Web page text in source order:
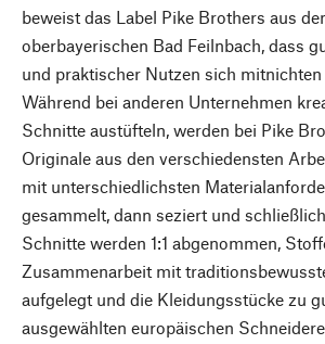
beweist das Label Pike Brothers aus
oberbayerischen Bad Feilnbach, dass
und praktischer Nutzen sich mitnichten
Während bei anderen Unternehmen
Schnitte austüfteln, werden bei Pike
Originale aus den verschiedensten
mit unterschiedlichsten
gesammelt, dann seziert und
Schnitte werden 1:1 abgenommen,
Zusammenarbeit mit
aufgelegt und die Kleidungsstücke zu
ausgewählten europäischen